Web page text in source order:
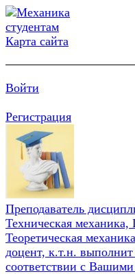
Карта сайта
Войти
Регистрация
Преподаватель
Техническая
Теоретическая
доцент, к.т.н.
соответствии с